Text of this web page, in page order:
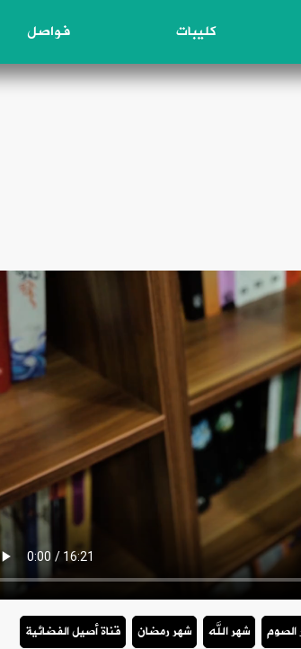
كليبات فواصل
شهر الله شهر رمضان قناة أصيل الفضائية